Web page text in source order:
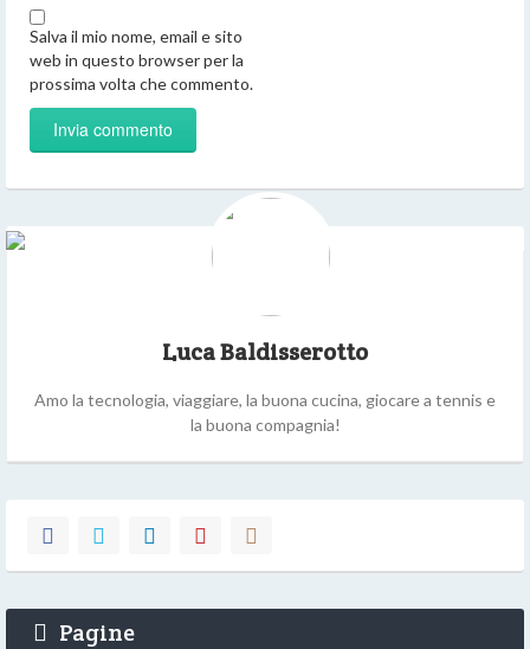
Salva il mio nome, email e sito
web in questo browser per la
prossima volta che commento.
Luca Baldisserotto
Amo la tecnologia, viaggiare, la buona cucina, giocare a tennis e
la buona compagnia!
Pagine